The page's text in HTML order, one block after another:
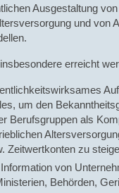
Ausgestaltung
und von
erreicht
um den
Berufsgruppen als
Zeitwertkonten zu
von
Behörden,